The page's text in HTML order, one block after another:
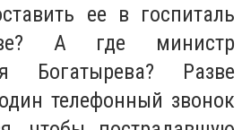
ее в госпиталь
А где министр
Богатырева? Разве
телефонный звонок